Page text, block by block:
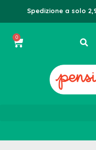
Spedizione a solo
0